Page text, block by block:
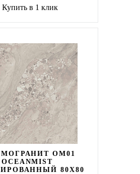
Купить в 1 клик
OM01
OCEANMIST
80X80